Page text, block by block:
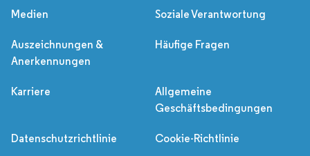
Medien Soziale Verantwortung
Auszeichnungen &
Anerkennungen
Häufige Fragen
Karriere
Allgemeine
Geschäftsbedingungen
Datenschutzrichtlinie Cookie-Richtlinie